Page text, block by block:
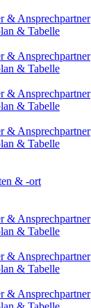
& Ansprechpartner
& Tabelle
& Ansprechpartner
& Tabelle
& Ansprechpartner
& Tabelle
& Ansprechpartner
& Tabelle
& -ort
& Ansprechpartner
& Tabelle
& Ansprechpartner
& Tabelle
& Ansprechpartner